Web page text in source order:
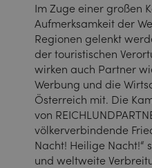
Im Zuge einer großen
Aufmerksamkeit der
Regionen gelenkt
der touristischen
wirken auch Partner
Werbung und die
Österreich mit. Die
von
völkerverbindende
Nacht! Heilige Nacht!“
und weltweite